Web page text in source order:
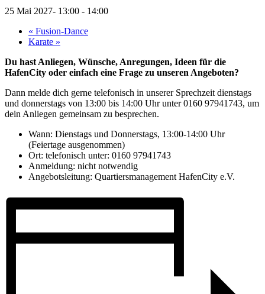
25 Mai 2027- 13:00 - 14:00
« Fusion-Dance
Karate »
Du hast Anliegen, Wünsche, Anregungen, Ideen für die
HafenCity oder einfach eine Frage zu unseren Angeboten?
Dann melde dich gerne telefonisch in unserer Sprechzeit dienstags
und donnerstags von 13:00 bis 14:00 Uhr unter 0160 97941743, um
dein Anliegen gemeinsam zu besprechen.
Wann: Dienstags und Donnerstags, 13:00-14:00 Uhr
(Feiertage ausgenommen)
Ort: telefonisch unter: 0160 97941743
Anmeldung: nicht notwendig
Angebotsleitung: Quartiersmanagement HafenCity e.V.